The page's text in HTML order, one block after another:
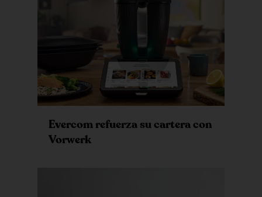
Evercom refuerza su cartera con
Vorwerk